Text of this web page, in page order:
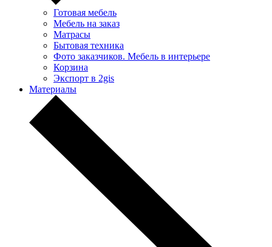
Готовая мебель
Мебель на заказ
Матрасы
Бытовая техника
Фото заказчиков. Мебель в интерьере
Корзина
Экспорт в 2gis
Материалы